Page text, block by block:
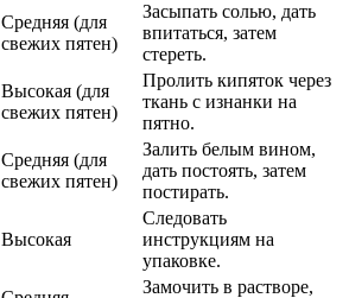
Средняя (для
свежих пятен)
Засыпать солью, дать
впитаться, затем
стереть.
Высокая (для
свежих пятен)
Пролить кипяток через
ткань с изнанки на
пятно.
Средняя (для
свежих пятен)
Залить белым вином,
дать постоять, затем
постирать.
Высокая
Следовать
инструкциям на
упаковке.
Замочить в растворе,